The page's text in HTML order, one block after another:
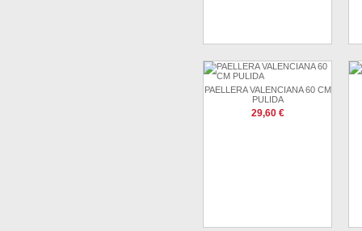
PAELLERA VALENCIANA 60 CM
PULIDA
29,60 €